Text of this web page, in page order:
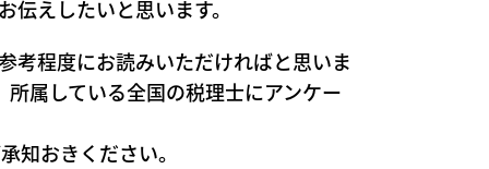
えしたいと思います。
考程度にお読みいただければと思いま
属している全国の税理士にアンケー
知おきください。